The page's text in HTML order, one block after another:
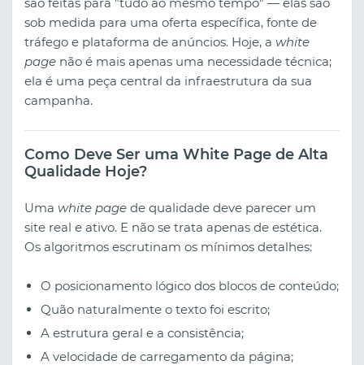
sob medida para uma oferta específica, fonte de
tráfego e plataforma de anúncios. Hoje, a white
page não é mais apenas uma necessidade técnica;
ela é uma peça central da infraestrutura da sua
campanha.
Como Deve Ser uma White Page de Alta
Qualidade Hoje?
Uma white page de qualidade deve parecer um
site real e ativo. E não se trata apenas de estética.
Os algoritmos escrutinam os mínimos detalhes:
O posicionamento lógico dos blocos de conteúdo;
Quão naturalmente o texto foi escrito;
A estrutura geral e a consistência;
A velocidade de carregamento da página;